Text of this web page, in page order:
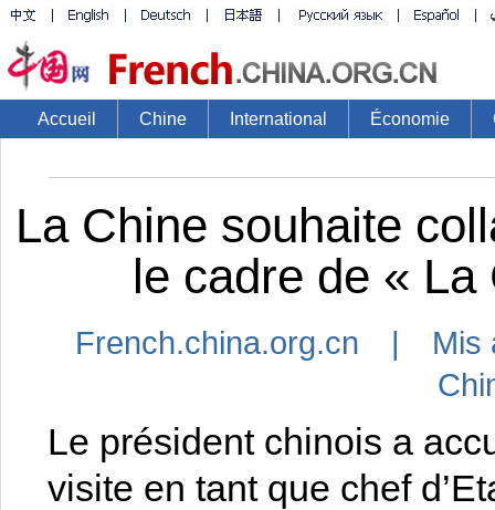
Accueil Chine International Économie
La Chine souhaite
le cadre de «
French.china.org.cn |
Le président chinois a
visite en tant que chef